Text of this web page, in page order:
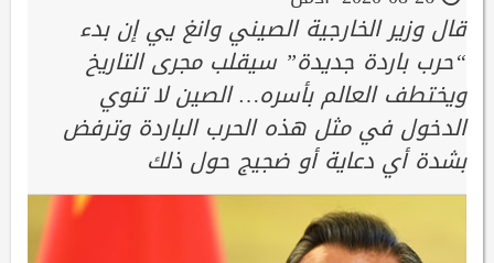
قال وزير الخارجية الصيني وانغ يي إن بدء
“حرب باردة جديدة” سيقلب مجرى التاريخ
ويختطف العالم بأسره… الصين لا تنوي
الدخول في مثل هذه الحرب الباردة وترفض
بشدة أي دعاية أو ضجيج حول ذلك